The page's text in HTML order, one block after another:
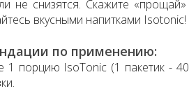
не снизятся. Скажите
вкусными напитками Isotonic!
по применению:
1 порцию IsoTonic (1 пакетик -